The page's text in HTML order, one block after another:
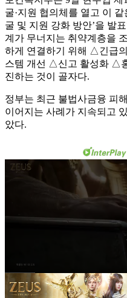
굴·지원 협의체를 열고 이
굴 및 지원 강화 방안’을 발
계가 무너지는 취약계층을
하게 연결하기 위해 △긴급
스템 개선 △신고 활성화 △
진하는 것이 골자다.
정부는 최근 불법사금융 피
이어지는 사례가 지속되고
았다.